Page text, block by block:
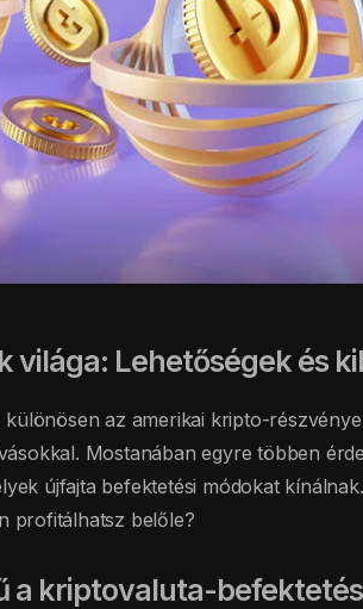
világa: Lehetőségek és
az amerikai kripto-
Mostanában egyre többen
újfajta befektetési módokat
profitálhatsz belőle?
a kriptovaluta-